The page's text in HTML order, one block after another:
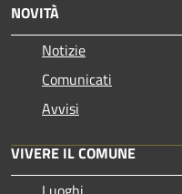
NOVITÀ
Notizie
Comunicati
Avvisi
VIVERE IL COMUNE